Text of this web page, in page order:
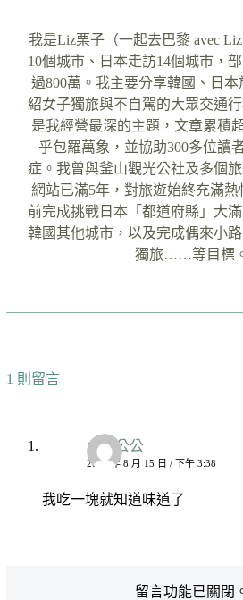
我是Liz栗子（一起去巴黎 avec
10個城市、日本走訪14個城市，
過800萬。我主要分享韓國、日
紹女子獨旅與不自駕的大眾交通
是我經營最深的主題，文章累積
乎包羅萬象，並協助300多位讀
症。我曾與釜山觀光公社及多個
網站已滿5年，對旅遊始終充滿熱
前完成挑戰日本「都道府縣」大
韓國其他城市，以及完成偶來小
獨旅……等目標
1 則留言
太陽公公
2021 年 8 月 15 日 / 下午 3:38
我吃一塊就知道味道了
留言功能已關閉